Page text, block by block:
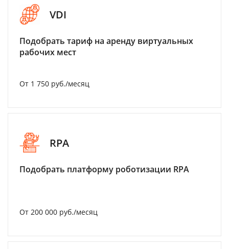
VDI
Подобрать тариф на аренду виртуальных
рабочих мест
От 1 750 руб./месяц
RPA
Подобрать платформу роботизации RPA
От 200 000 руб./месяц